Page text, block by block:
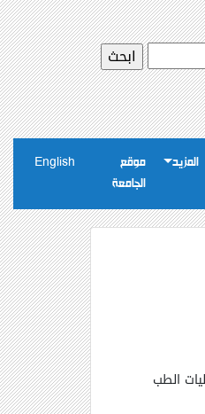
المزيد
موقع
الجامعة
English
الطب